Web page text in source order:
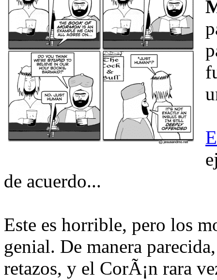
de acuerdo...
Este es horrible, pero los
genial. De manera
retazos, y el CorÃ¡n rara